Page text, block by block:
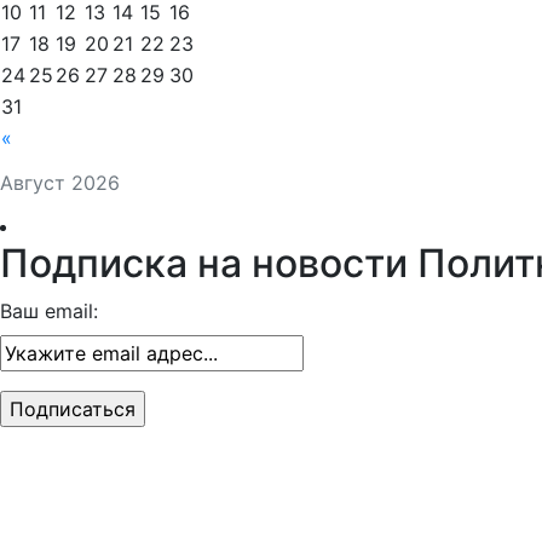
Август 2026
«
10 11 12 13 14 15 16
17 18 19 20 21 22 23
24 25 26 27 28 29 30
31
Подписка на новости
Ваш email: